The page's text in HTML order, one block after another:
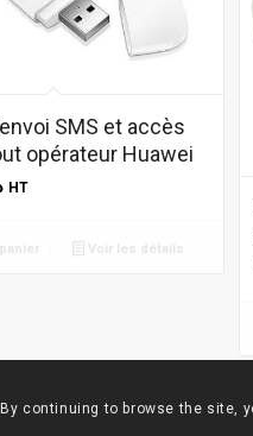
SMS et accès
opérateur Huawei
HT
continuing to browse the site,